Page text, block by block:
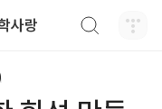
사랑